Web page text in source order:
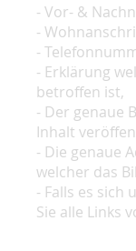
- Vor- &
-
-
- Erklärung
betroffen ist,
- Der genaue
Inhalt
- Die genaue
welcher das
- Falls es sich
Sie alle Links